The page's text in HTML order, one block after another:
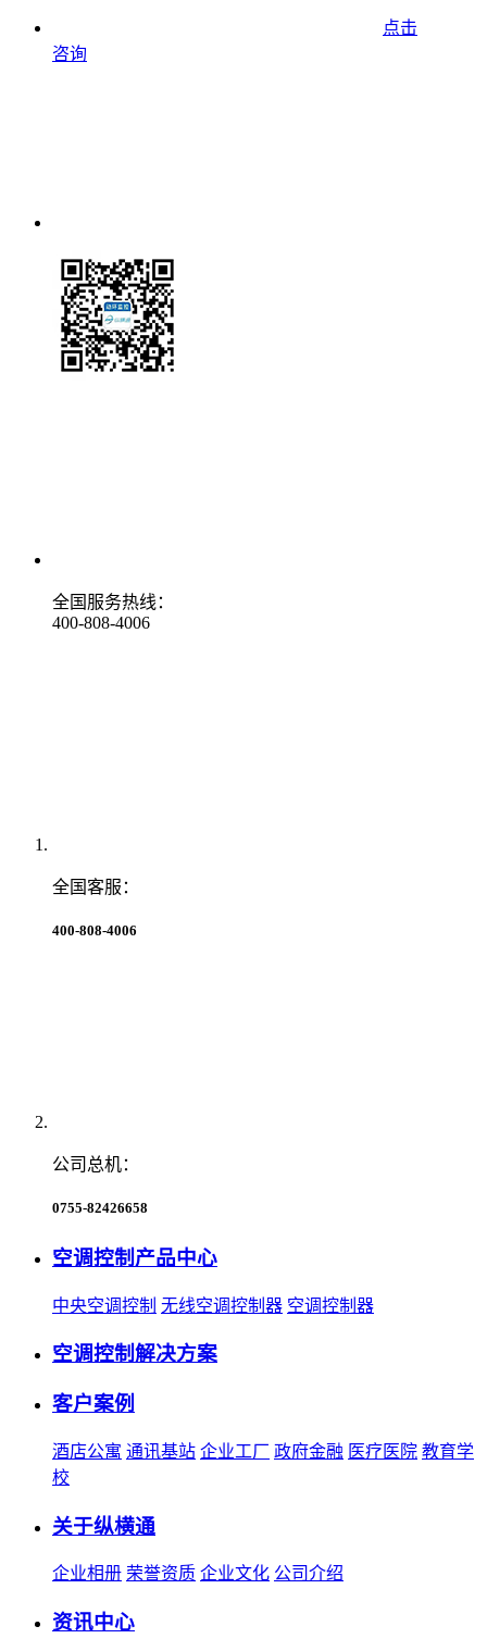
点击
咨询
全国服务热线：
400-808-4006
全国客服：
400-808-4006
公司总机：
0755-82426658
空调控制产品中心
中央空调控制 无线空调控制器 空调控制器
空调控制解决方案
客户案例
酒店公寓 通讯基站 企业工厂 政府金融 医疗医院 教育学
校
关于纵横通
企业相册 荣誉资质 企业文化 公司介绍
资讯中心